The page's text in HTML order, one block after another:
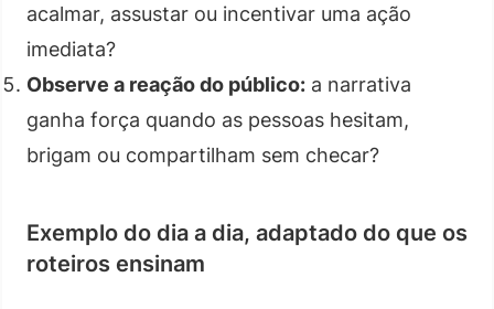
acalmar, assustar ou incentivar uma ação
imediata?
Observe a reação do público: a narrativa
ganha força quando as pessoas hesitam,
brigam ou compartilham sem checar?
Exemplo do dia a dia, adaptado do que os
roteiros ensinam